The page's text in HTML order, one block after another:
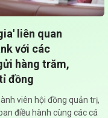
liên quan
với các
hàng trăm,
đồng
viên hội đồng quản trị,
điều hành cùng các cá